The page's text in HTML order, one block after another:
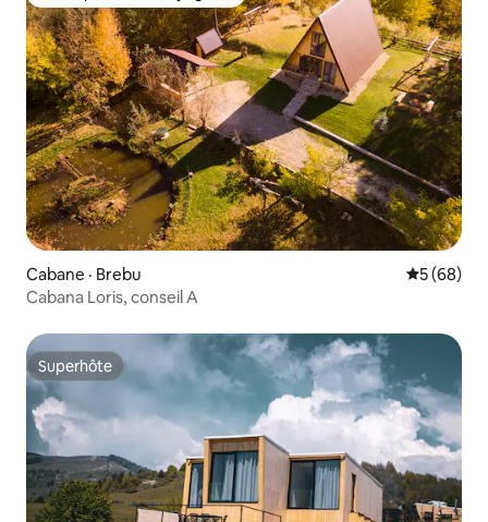
Cabane · Brebu Note
5 (68)
Cabana Loris, conseil A
Superhôte
Superhôte